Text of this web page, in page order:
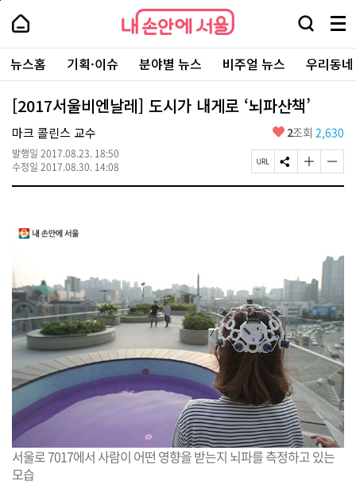
본
로
가
내
손
안
에
서
울
-
서
울
시
대
표
소
내
손
에
울
검
창
열
기
메
뉴
전
체
보
주
요
서
뉴스홈 기획·이슈 분야별 뉴스 비주얼 뉴스 우리동
[2017서울비엔날레] 도시가 내게로 ‘뇌파산책’
마크 콜린스 교수
발행일 2017.08.23. 18:50
수정일 2017.08.30. 14:08
좋
요
2조회 2,630
페
이
S
N
글
자
하
기
글
자
경
서울로 7017에서 사람이 어떤 영향을 받는지 뇌파를 측정하고 있는
모습
페
상
단
로